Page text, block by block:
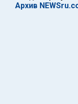
Архив